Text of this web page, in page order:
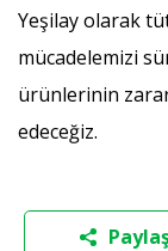
Yeşilay olarak
mücadelemizi
ürünlerinin
edeceğiz.